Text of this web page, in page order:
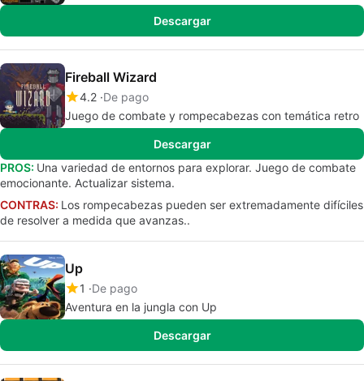
Descargar
Fireball Wizard
4.2 De pago
Juego de combate y rompecabezas con temática retro
Descargar
PROS: Una variedad de entornos para explorar. Juego de combate
emocionante. Actualizar sistema.
CONTRAS: Los rompecabezas pueden ser extremadamente difíciles
de resolver a medida que avanzas..
Up
1
De pago
Aventura en la jungla con Up
Descargar